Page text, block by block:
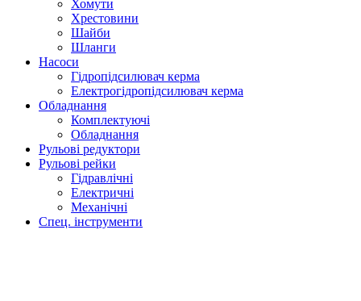
Хомути
Хрестовини
Шайби
Шланги
Насоси
Гідропідсилювач керма
Електрогідропідсилювач керма
Обладнання
Комплектуючі
Обладнання
Рульові редуктори
Рульові рейки
Гідравлічні
Електричні
Механічні
Спец. інструменти